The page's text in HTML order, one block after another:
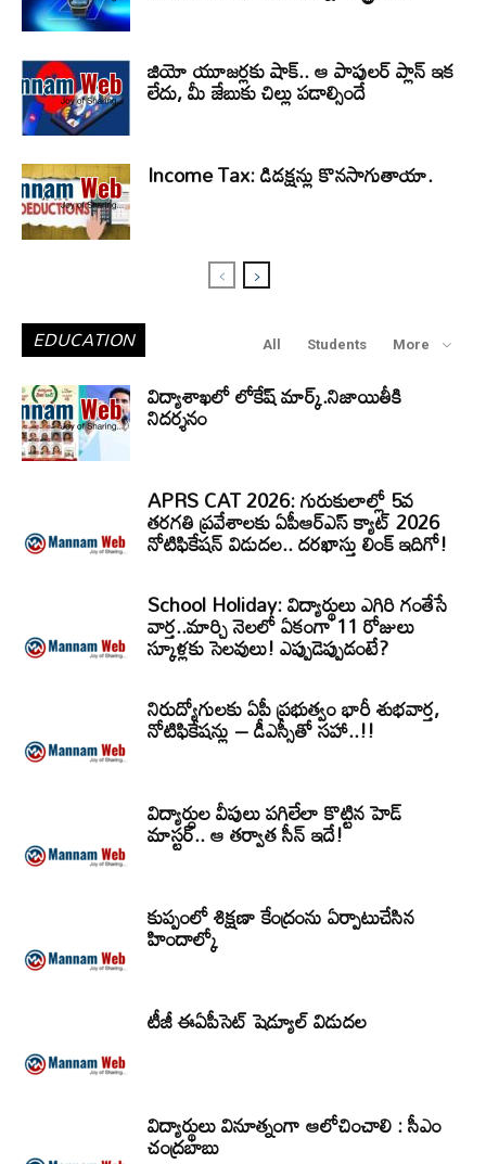
జియో యూజర్లకు షాక్.. ఆ పాపులర్ ప్లాన్ ఇక
లేదు, మీ జేబుకు చిల్లు పడాల్సిందే
Income Tax: డిడక్షన్లు కొనసాగుతాయా.
EDUCATION All Students More
విద్యాశాఖలో లోకేష్ మార్క్.నిజాయితీకి
నిదర్శనం
APRS CAT 2026: గురుకులాల్లో 5వ
తరగతి ప్రవేశాలకు ఏపీఆర్‌ఎస్‌ క్యాట్‌ 2026
నోటిఫికేషన్‌ విడుదల.. దరఖాస్తు లింక్‌ ఇదిగో!
School Holiday: విద్యార్థులు ఎగిరి గంతేసే
వార్త..మార్చి నెలలో ఏకంగా 11 రోజులు
స్కూళ్లకు సెలవులు! ఎప్పుడెప్పుడంటే?
నిరుద్యోగులకు ఏపీ ప్రభుత్వం భారీ శుభవార్త,
నోటిఫికేషన్లు – డీఎస్సీతో సహా..!!
విద్యార్ధుల వీపులు పగిలేలా కొట్టిన హెడ్
మాస్టర్.. ఆ తర్వాత సీన్‌ ఇదే!
కుప్పంలో శిక్షణా కేంద్రంను ఏర్పాటుచేసిన
హిందాల్కో
టీజీ ఈఏపీసెట్‌ షెడ్యూల్‌ విడుదల
విద్యార్థులు వినూత్నంగా ఆలోచించాలి : సీఎం
చంద్రబాబు